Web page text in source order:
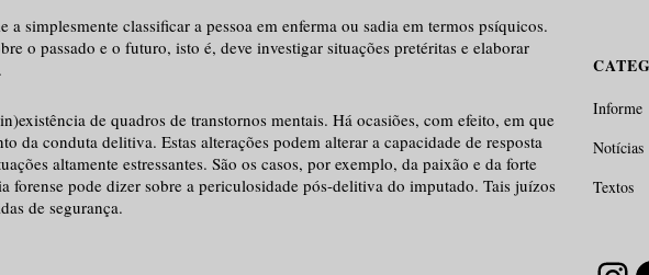
simplesmente classificar a pessoa em enferma ou sadia em termos psíquicos.
o passado e o futuro, isto é, deve investigar situações pretéritas e elaborar
de quadros de transtornos mentais. Há ocasiões, com efeito, em que
da conduta delitiva. Estas alterações podem alterar a capacidade de resposta
altamente estressantes. São os casos, por exemplo, da paixão e da forte
pode dizer sobre a periculosidade pós-delitiva do imputado. Tais juízos
de segurança.
Informe
Notícias
Textos